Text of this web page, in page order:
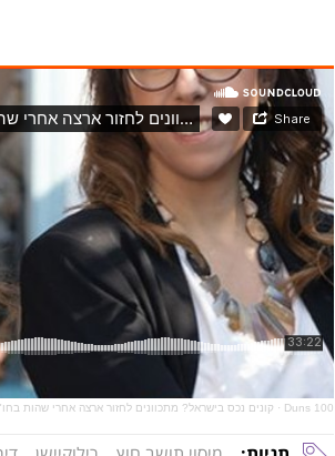
Duns 100
· קונים נכס בישראל? מתכוונים לחזור ארצה אחרי שהות